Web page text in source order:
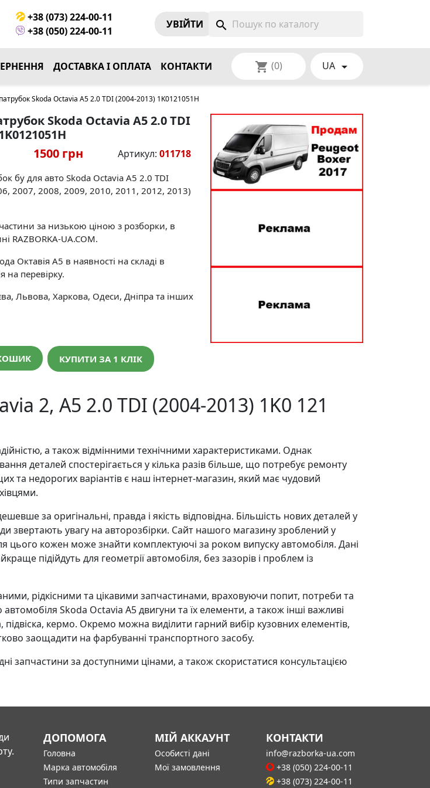
+38 (073) 224-00-11
+38 (050) 224-00-11
УВIЙТИ search
ДОСТАВКА І ОПЛАТА КОНТАКТИ shopping_cart (0) UA 
Skoda Octavia A5 2.0 TDI (2004-2013) 1K0121051H
Skoda Octavia A5 2.0 TDI
1500 грн Артикул: 011718
бу для авто Skoda Octavia A5 2.0 TDI
2007, 2008, 2009, 2010, 2011, 2012, 2013)
за низькою ціною з розборки, в
RAZBORKA-UA.COM.
Октавія A5 в наявності на складі в
на перевірку.
Львова, Харкова, Одеси, Дніпра та інших
КУПИТИ ЗА 1 КЛIК
2, A5 2.0 TDI (2004-2013) 1K0 121
а також відмінними технічними характеристиками. Однак
деталей спостерігається у кілька разів більше, що потребує ремонту
та недорогих варіантів є наш інтернет-магазин, який має чудовий
за оригінальні, правда і якість відповідна. Більшість нових деталей у
звертають увагу на авторозбірки. Сайт нашого магазину зроблений у
кожен може знайти комплектуючі за роком випуску автомобіля. Дані
підійдуть для геометрії автомобіля, без зазорів і проблем із
рідкісними та цікавими запчастинами, враховуючи попит, потреби та
Skoda Octavia A5 двигуни та їх елементи, а також інші важливі
кермо. Окремо можна виділити гарний вибір кузовних елементів,
заощадити на фарбуванні транспортного засобу.
запчастини за доступними цінами, а також скористатися консультацією
ДОПОМОГА
Головна
Марка автомобіля
Типи запчастин
МІЙ АККАУНТ
Особисті дані
Мої замовлення
КОНТАКТИ
info@razborka-ua.com
+38 (050) 224-00-11
+38 (073) 224-00-11